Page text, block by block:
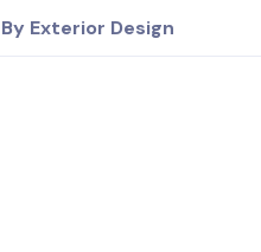
By Exterior Design